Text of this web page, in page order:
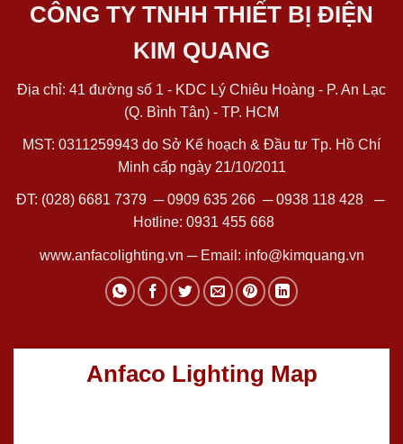
CÔNG TY TNHH THIẾT BỊ ĐIỆN
KIM QUANG
Địa chỉ: 41 đường số 1 - KDC Lý Chiêu Hoàng - P. An Lạc
(Q. Bình Tân) - TP. HCM
MST: 0311259943 do Sở Kế hoạch & Đầu tư Tp. Hồ Chí
Minh cấp ngày 21/10/2011
ĐT: (028) 6681 7379 ─0909 635 266─0938 118 428─
Hotline: 0931 455 668
www.anfacolighting.vn ─ Email: info@kimquang.vn
Anfaco Lighting Map